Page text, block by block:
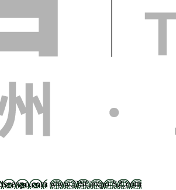
www.DSCexpo-SZ.com